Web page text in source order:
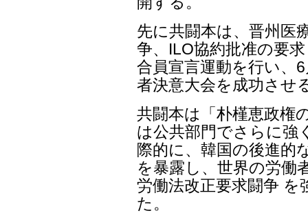
先に共闘本は、晋州医
争、ILO協約批准の要
合員宣言運動を行い、
者決意大会を成功させ
共闘本は「朴槿恵政権
は公共部門でさらに強
際的に、韓国の後進的
を暴露し、世界の労働
労働法改正要求闘争
た。